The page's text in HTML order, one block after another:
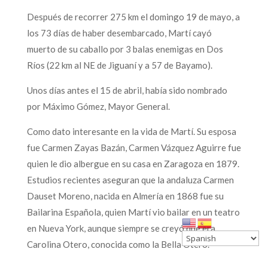
Después de recorrer 275 km el domingo 19 de mayo, a
los 73 días de haber desembarcado, Martí cayó
muerto de su caballo por 3 balas enemigas en Dos
Ríos (22 km al NE de Jiguaní y a 57 de Bayamo).
Unos días antes el 15 de abril, había sido nombrado
por Máximo Gómez, Mayor General.
Como dato interesante en la vida de Martí. Su esposa
fue Carmen Zayas Bazán, Carmen Vázquez Aguirre fue
quien le dio albergue en su casa en Zaragoza en 1879.
Estudios recientes aseguran que la andaluza Carmen
Dauset Moreno, nacida en Almería en 1868 fue su
Bailarina Española, quien Martí vio bailar en un teatro
en Nueva York, aunque siempre se creyó que era
Carolina Otero, conocida como la Bella Otero.